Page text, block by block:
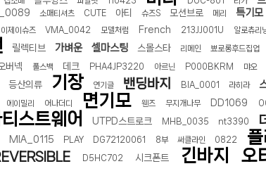
소매티셔츠 CUTE 아티 슈즈S 모션브로 메리 특기모
이제이슈즈 VMA_0042 모델처럼 French 213JJ001U 알로츄리
릴렉티브 가벼운 셀마스팅 스몰스타 리메인 뾰로롱후드집업
버넥 풀스백 데크 PHA4JP3220 아르닌 P000BKRM 먀오
등산의류 기장 연기글 밴딩바지 BIA_0001 라히라
에이밀리 어나더디 면기모 웬즈 무지개나무 DD1069
스트웨어 UTPD스트로크 MHB_0035 nt3390
MIA_0115 PLAY DG72120061 8부 써클라인 0822
D5HC702 시크폰트 긴바지 오